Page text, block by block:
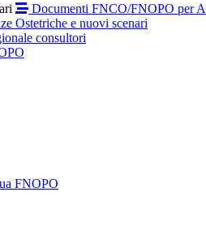
Documenti FNCO/FNOPO per
Ostetriche e nuovi scenari
consultori
FNOPO